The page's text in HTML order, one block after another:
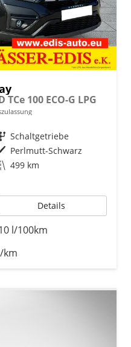
TCe 100 ECO-G LPG
Getriebe Schaltgetriebe
Außenfarbe Perlmutt-Schwarz
Kilometerstand 499 km
Details
l/100km
km